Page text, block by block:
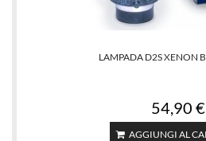
LAMPADA D2S XENON
54,90 €
AGGIUNGI AL